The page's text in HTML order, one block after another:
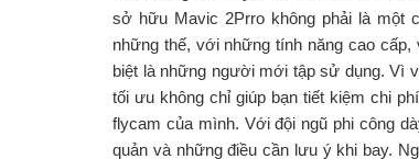
sở hữu Mavic 2Prro không phải là một
những thế, với những tính năng cao
biệt là những người mới tập sử dụng. Vì
tối ưu không chỉ giúp bạn tiết kiệm chi
flycam của mình. Với đội ngũ phi công
quản và những điều cần lưu ý khi bay.